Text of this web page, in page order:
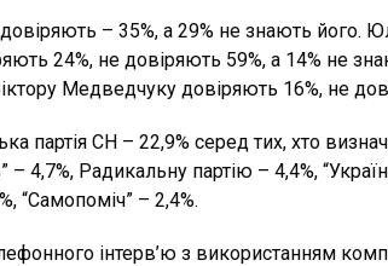
– 35%, а 29% не знають його.
24%, не довіряють 59%, а 14% не
Медведчуку довіряють 16%, не
партія СН – 22,9% серед тих, хто
4,7%, Радикальну партію – 4,4%,
“Самопоміч” – 2,4%.
інтерв’ю з використанням